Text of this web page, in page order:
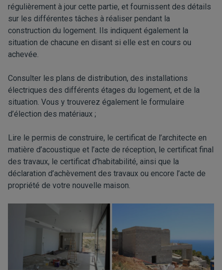
régulièrement à jour cette partie, et fournissent des détails
sur les différentes tâches à réaliser pendant la
construction du logement. Ils indiquent également la
situation de chacune en disant si elle est en cours ou
achevée.
Consulter les plans de distribution, des installations
électriques des différents étages du logement, et de la
situation. Vous y trouverez également le formulaire
d’élection des matériaux ;
Lire le permis de construire, le certificat de l’architecte en
matière d’acoustique et l’acte de réception, le certificat final
des travaux, le certificat d’habitabilité, ainsi que la
déclaration d’achèvement des travaux ou encore l’acte de
propriété de votre nouvelle maison.